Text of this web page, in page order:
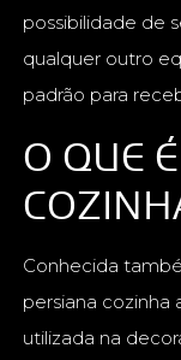
possibilidade de
qualquer outro
padrão para
O QUE
Conhecida
persiana cozinha
utilizada na